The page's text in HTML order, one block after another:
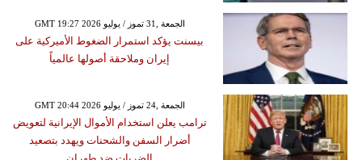
GMT 19:27 2026 الجمعة ,31 تموز / يوليو
بيسنت يؤكد استمرار الضغوط الأميركية على
إيران وملاحقة أصولها عالمياً
GMT 20:44 2026 الجمعة ,24 تموز / يوليو
ترامب يعلن استخدام الأموال الإيرانية لتعويض
أضرار السفن والشحنات ويهدد بتصعيد